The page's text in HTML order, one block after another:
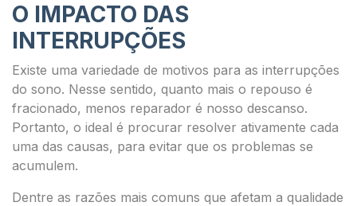
O IMPACTO DAS
INTERRUPÇÕES
Existe uma variedade de motivos para as interrupções
do sono. Nesse sentido, quanto mais o repouso é
fracionado, menos reparador é nosso descanso.
Portanto, o ideal é procurar resolver ativamente cada
uma das causas, para evitar que os problemas se
acumulem.
Dentre as razões mais comuns que afetam a qualidade